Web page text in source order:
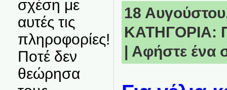
σχέση με
αυτές τις
πληροφορίες!
Ποτέ δεν
θεώρησα
18
ΚΑΤΗΓΟΡΙΑ:
| Αφήστε ένα